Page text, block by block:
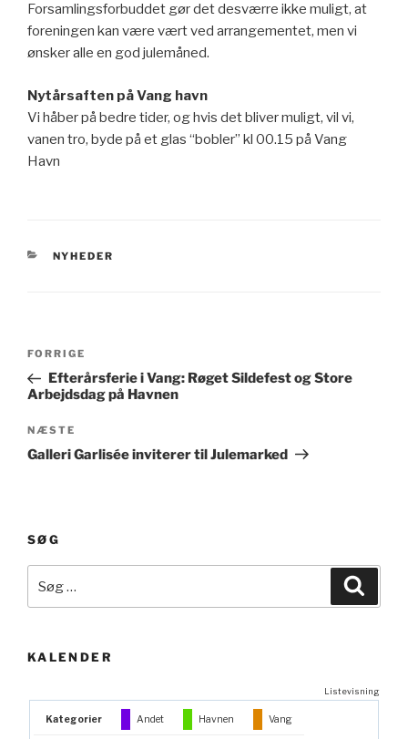
Forsamlingsforbuddet gør det desværre ikke muligt, at
foreningen kan være vært ved arrangementet, men vi
ønsker alle en god julemåned.
Nytårsaften på Vang havn
Vi håber på bedre tider, og hvis det bliver muligt, vil vi,
vanen tro, byde på et glas “bobler” kl 00.15 på Vang
Havn
KATEGORIER
NYHEDER
Indlægsnavigation
Forrige
indlæg
FORRIGE
Efterårsferie i Vang: Røget Sildefest og Store
Arbejdsdag på Havnen
Næste
indlæg
NÆSTE
Galleri Garlisée inviterer til Julemarked
SØG
efter:
KALENDER
Listevisning
Kategorier Andet Havnen Vang